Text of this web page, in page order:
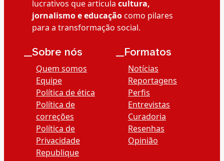
lucrativos que articula cultura,
jornalismo e educaçãocomo pilares
para a transformação social.
__Sobre nós
Quem somos
Equipe
Política de ética
Política de
correções
Política de
Privacidade
Republique
__Formatos
Notícias
Reportagens
Perfis
Entrevistas
Curadoria
Resenhas
Opinião